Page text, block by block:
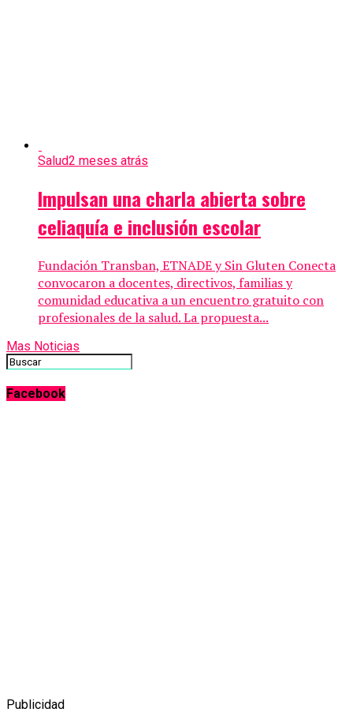
Salud2 meses atrás
Impulsan una charla abierta sobre
celiaquía e inclusión escolar
Fundación Transban, ETNADE y Sin Gluten Conecta
convocaron a docentes, directivos, familias y
comunidad educativa a un encuentro gratuito con
profesionales de la salud. La propuesta...
Mas Noticias
Facebook
Publicidad